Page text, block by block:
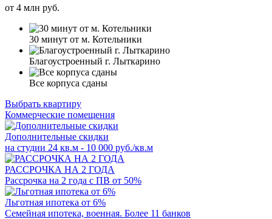
от 4 млн руб.
30 минут от м. Котельники
Благоустроенный г. Лыткарино
Все корпуса сданы
Выбрать квартиру
Коммерческие помещения
Дополнительные скидки
на студии 24 кв.м - 10 000 руб./кв.м
РАССРОЧКА НА 2 ГОДА
Рассрочка на 2 года с ПВ от 50%
Льготная ипотека от 6%
Семейная ипотека, военная. Более 11 банков